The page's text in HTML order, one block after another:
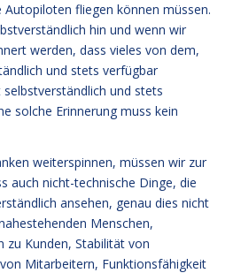
Autopiloten fliegen können müssen.
hin und wenn wir
werden, dass vieles von dem,
und stets verfügbar
und stets
solche Erinnerung muss kein
weiterspinnen, müssen wir zur
auch nicht-technische Dinge, die
ansehen, genau dies nicht
Menschen,
zu Kunden, Stabilität von
Mitarbeitern, Funktionsfähigkeit